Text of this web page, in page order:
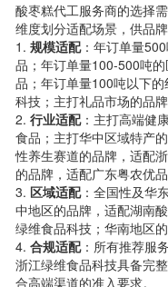
酸枣糕代工服务商的选择
维度划分适配场景，供品牌
1. 规模适配：年订单量
品；年订单量100-500吨
品；年订单量100吨以下
科技；主打礼品市场的品
2. 行业适配：主打高端健
食品；主打华中区域特产
性养生赛道的品牌，适配
的品牌，适配广东粤农优品
3. 区域适配：全国性及华
中地区的品牌，适配湖南
绿维食品科技；华南地区
4. 合规适配：所有推荐服
浙江绿维食品科技具备完
合高端渠道的准入要求。